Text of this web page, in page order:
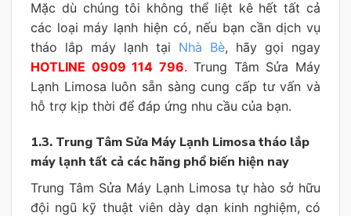
Mặc dù chúng tôi không thể liệt kê hết tất cả
các loại máy lạnh hiện có, nếu bạn cần dịch vụ
tháo lắp máy lạnh tại Nhà Bè, hãy gọi ngay
HOTLINE 0909 114 796. Trung Tâm Sửa Máy
Lạnh Limosa luôn sẵn sàng cung cấp tư vấn và
hỗ trợ kịp thời để đáp ứng nhu cầu của bạn.
1.3. Trung Tâm Sửa Máy Lạnh Limosa tháo lắp
máy lạnh tất cả các hãng phổ biến hiện nay
Trung Tâm Sửa Máy Lạnh Limosa tự hào sở hữu
đội ngũ kỹ thuật viên dày dạn kinh nghiệm, có